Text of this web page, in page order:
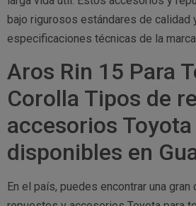
bajo rigurosos estándares de calidad
especificaciones técnicas de la marca.
Aros Rin 15 Para
Corolla Tipos de
accesorios Toyota
disponibles en
En el país, puedes encontrar una